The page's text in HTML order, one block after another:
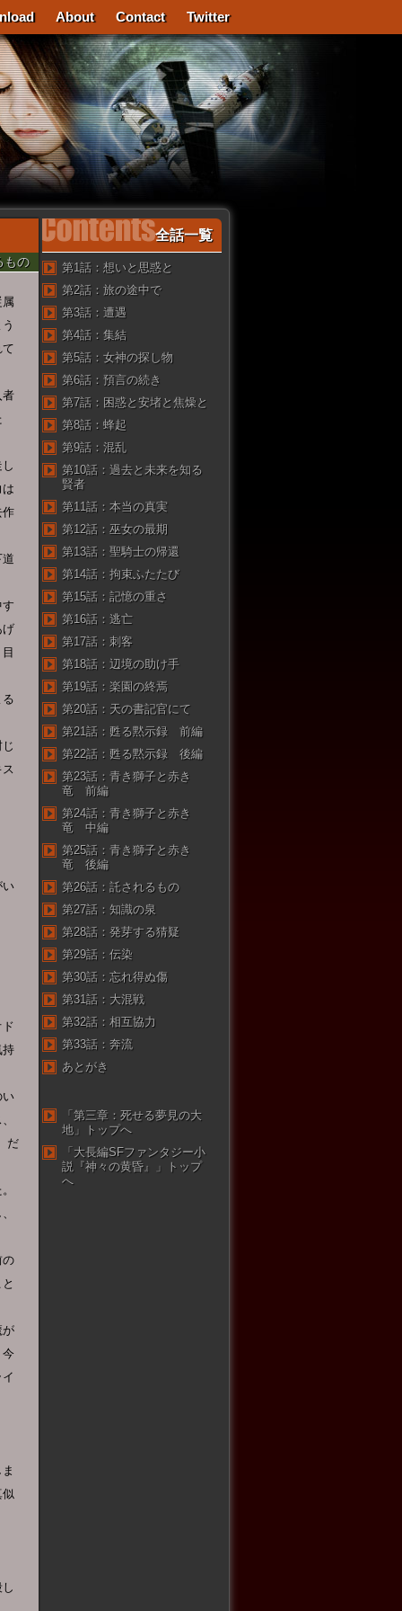
About Contact Twitter
もの
者
作
げ
い
持
い
だ
の
が
今
似
全話一覧
第1話：想いと思惑と
第2話：旅の途中で
第3話：遭遇
第4話：集結
第5話：女神の探し物
第6話：預言の続き
第7話：困惑と安堵と焦燥と
第8話：蜂起
第9話：混乱
第10話：過去と未来を知る
賢者
第11話：本当の真実
第12話：巫女の最期
第13話：聖騎士の帰還
第14話：拘束ふたたび
第15話：記憶の重さ
第16話：逃亡
第17話：刺客
第18話：辺境の助け手
第19話：楽園の終焉
第20話：天の書記官にて
第21話：甦る黙示録 前編
第22話：甦る黙示録 後編
第23話：青き獅子と赤き
竜 前編
第24話：青き獅子と赤き
竜 中編
第25話：青き獅子と赤き
竜 後編
第26話：託されるもの
第27話：知識の泉
第28話：発芽する猜疑
第29話：伝染
第30話：忘れ得ぬ傷
第31話：大混戦
第32話：相互協力
第33話：奔流
あとがき
「第三章：死せる夢見の大
地」トップへ
「大長編SFファンタジー小
説『神々の黄昏』」トップ
へ